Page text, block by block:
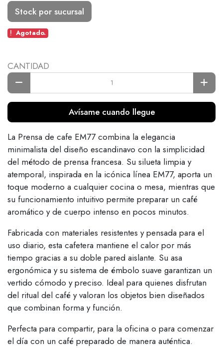
Stock por sucursal
Agotado.
CANTIDAD
Avísame cuando llegue
La Prensa de cafe EM77 combina la elegancia
minimalista del diseño escandinavo con la simplicidad
del método de prensa francesa. Su silueta limpia y
atemporal, inspirada en la icónica línea EM77, aporta un
toque moderno a cualquier cocina o mesa, mientras que
su funcionamiento intuitivo permite preparar un café
aromático y de cuerpo intenso en pocos minutos.
Fabricada con materiales resistentes y pensada para el
uso diario, esta cafetera mantiene el calor por más
tiempo gracias a su doble pared aislante. Su asa
ergonómica y su sistema de émbolo suave garantizan un
vertido cómodo y preciso. Ideal para quienes disfrutan
del ritual del café y valoran los objetos bien diseñados
que combinan forma y función.
Perfecta para compartir, para la oficina o para comenzar
el día con un café preparado de manera auténtica.